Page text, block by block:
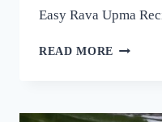
Easy Rava Upma
READ MORE ഒരു